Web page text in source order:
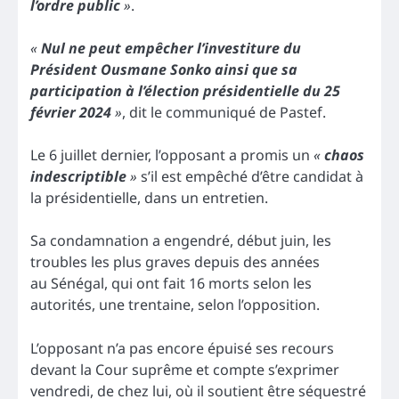
l’ordre public».
«Nul ne peut empêcher l’investiture du
Président Ousmane Sonko ainsi que sa
participation à l’élection présidentielle du 25
février 2024», dit le communiqué de Pastef.
Le 6 juillet dernier, l’opposant a promis un «chaos
indescriptible» s’il est empêché d’être candidat à
la présidentielle, dans un entretien.
Sa condamnation a engendré, début juin, les
troubles les plus graves depuis des années
au Sénégal, qui ont fait 16 morts selon les
autorités, une trentaine, selon l’opposition.
L’opposant n’a pas encore épuisé ses recours
devant la Cour suprême et compte s’exprimer
vendredi, de chez lui, où il soutient être séquestré